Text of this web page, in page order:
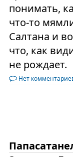
понимать,
что-то
Салтана и
что, как
не рождает.
Нет